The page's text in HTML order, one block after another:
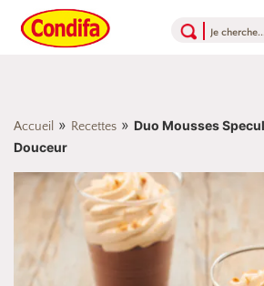
Accueil » Recettes » Duo Mousses
Douceur